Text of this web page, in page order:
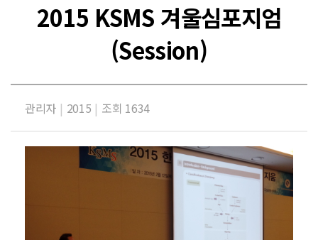
2015 KSMS 겨울심포지엄
(Session)
관리자 | 2015 | 조회 1634